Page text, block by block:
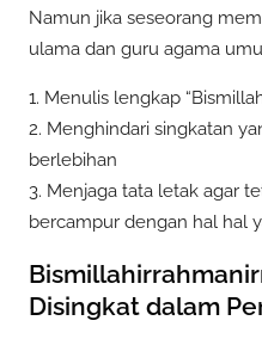
Namun jika seseorang
ulama dan guru agama
1. Menulis lengkap
2. Menghindari singkatan
berlebihan
3. Menjaga tata letak agar
bercampur dengan hal hal
Disingkat dalam